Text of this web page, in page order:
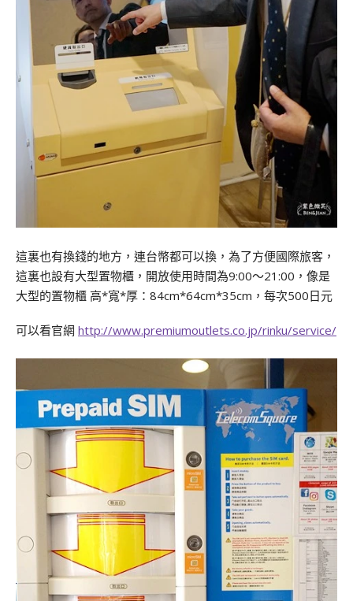
這裏也有換錢的地方，連台幣都可以換，為了方便國際旅客，
這裏也設有大型置物櫃，開放使用時間為9:00～21:00，像是
大型的置物櫃 高*寬*厚：84cm*64cm*35cm，每次500日元
可以看官網 http://www.premiumoutlets.co.jp/rinku/service/